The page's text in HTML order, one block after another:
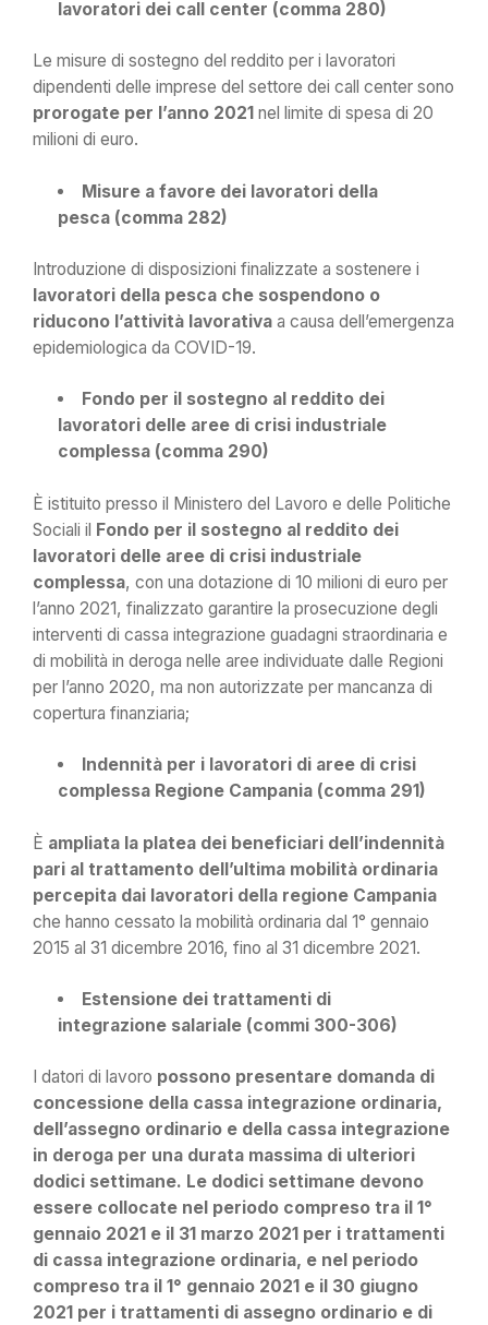
lavoratori dei call center (comma 280)
Le misure di sostegno del reddito per i lavoratori
dipendenti delle imprese del settore dei call center sono
prorogate per l’anno 2021 nel limite di spesa di 20
milioni di euro.
Misure a favore dei lavoratori della
pesca (comma 282)
Introduzione di disposizioni finalizzate a sostenere i
lavoratori della pesca che sospendono o
riducono l’attività lavorativa a causa dell’emergenza
epidemiologica da COVID-19.
Fondo per il sostegno al reddito dei
lavoratori delle aree di crisi industriale
complessa (comma 290)
È istituito presso il Ministero del Lavoro e delle Politiche
Sociali il Fondo per il sostegno al reddito dei
lavoratori delle aree di crisi industriale
complessa, con una dotazione di 10 milioni di euro per
l’anno 2021, finalizzato garantire la prosecuzione degli
interventi di cassa integrazione guadagni straordinaria e
di mobilità in deroga nelle aree individuate dalle Regioni
per l’anno 2020, ma non autorizzate per mancanza di
copertura finanziaria;
Indennità per i lavoratori di aree di crisi
complessa Regione Campania (comma 291)
È ampliata la platea dei beneficiari dell’indennità
pari al trattamento dell’ultima mobilità ordinaria
percepita dai lavoratori della regione Campania
che hanno cessato la mobilità ordinaria dal 1° gennaio
2015 al 31 dicembre 2016, fino al 31 dicembre 2021.
Estensione dei trattamenti di
integrazione salariale (commi 300-306)
I datori di lavoro possono presentare domanda di
concessione della cassa integrazione ordinaria,
dell’assegno ordinario e della cassa integrazione
in deroga per una durata massima di ulteriori
dodici settimane. Le dodici settimane devono
essere collocate nel periodo compreso tra il 1°
gennaio 2021 e il 31 marzo 2021 per i trattamenti
di cassa integrazione ordinaria, e nel periodo
compreso tra il 1° gennaio 2021 e il 30 giugno
2021 per i trattamenti di assegno ordinario e di